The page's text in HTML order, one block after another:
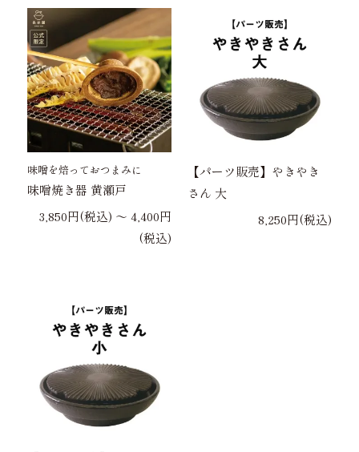
味噌を焙っておつまみに
味噌焼き器 黄瀬戸
3,850円(税込) 〜 4,400円
(税込)
【パーツ販売】やきやき
さん 大
8,250円(税込)